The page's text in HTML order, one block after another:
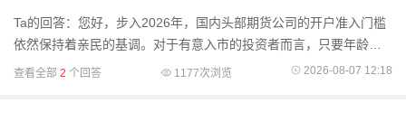
Ta的回答：您好，步入2026年，国内头部期货公司的开户准入门槛
依然保持着亲民的基调。对于有意入市的投资者而言，只要年龄满
足18周岁且个人征信良好、不属于失信被执行人，便具备了基本的
查看全部 2 个回答 1177次浏览 2026-08-07 12:18